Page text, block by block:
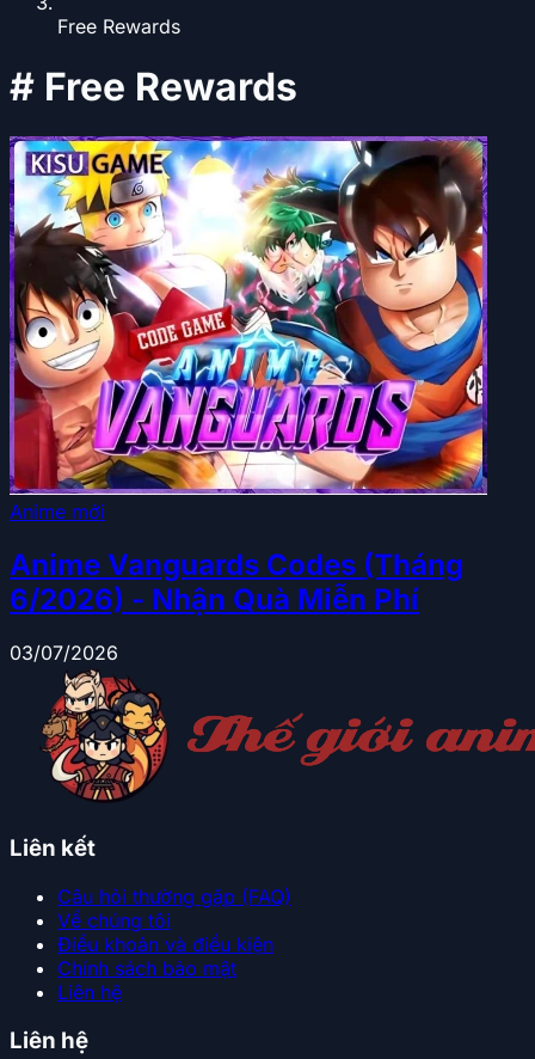
Free Rewards
# Free Rewards
Anime mới
Anime Vanguards Codes (Tháng
6/2026) - Nhận Quà Miễn Phí
03/07/2026
Liên kết
Câu hỏi thường gặp (FAQ)
Về chúng tôi
Điều khoản và điều kiện
Chính sách bảo mật
Liên hệ
Liên hệ